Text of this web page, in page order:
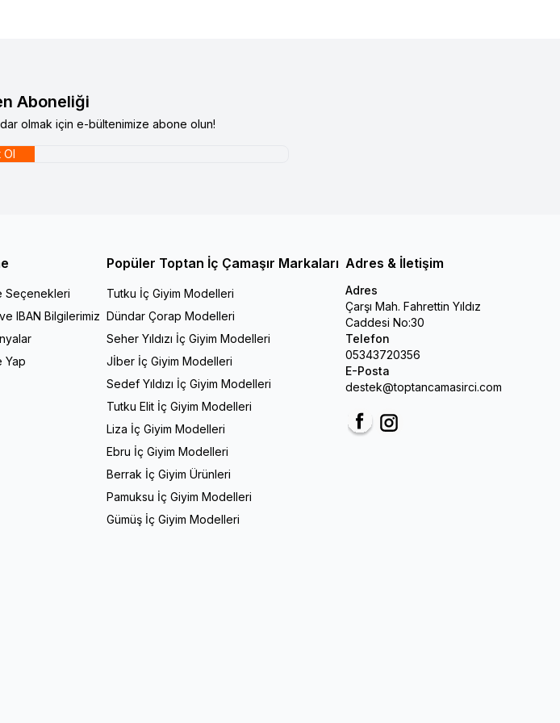
Aboneliği
olmak için e-bültenimize abone olun!
Ol
Seçenekleri
IBAN Bilgilerimiz
Yap
Popüler Toptan İç Çamaşır Markaları
Tutku İç Giyim Modelleri
Dündar Çorap Modelleri
Seher Yıldızı İç Giyim Modelleri
Jİber İç Giyim Modelleri
Sedef Yıldızı İç Giyim Modelleri
Tutku Elit İç Giyim Modelleri
Liza İç Giyim Modelleri
Ebru İç Giyim Modelleri
Berrak İç Giyim Ürünleri
Pamuksu İç Giyim Modelleri
Gümüş İç Giyim Modelleri
Adres & İletişim
Adres
Çarşı Mah. Fahrettin Yıldız
Caddesi No:30
Telefon
05343720356
E-Posta
destek@toptancamasirci.com
FacebookInstagram